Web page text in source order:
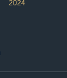
2024